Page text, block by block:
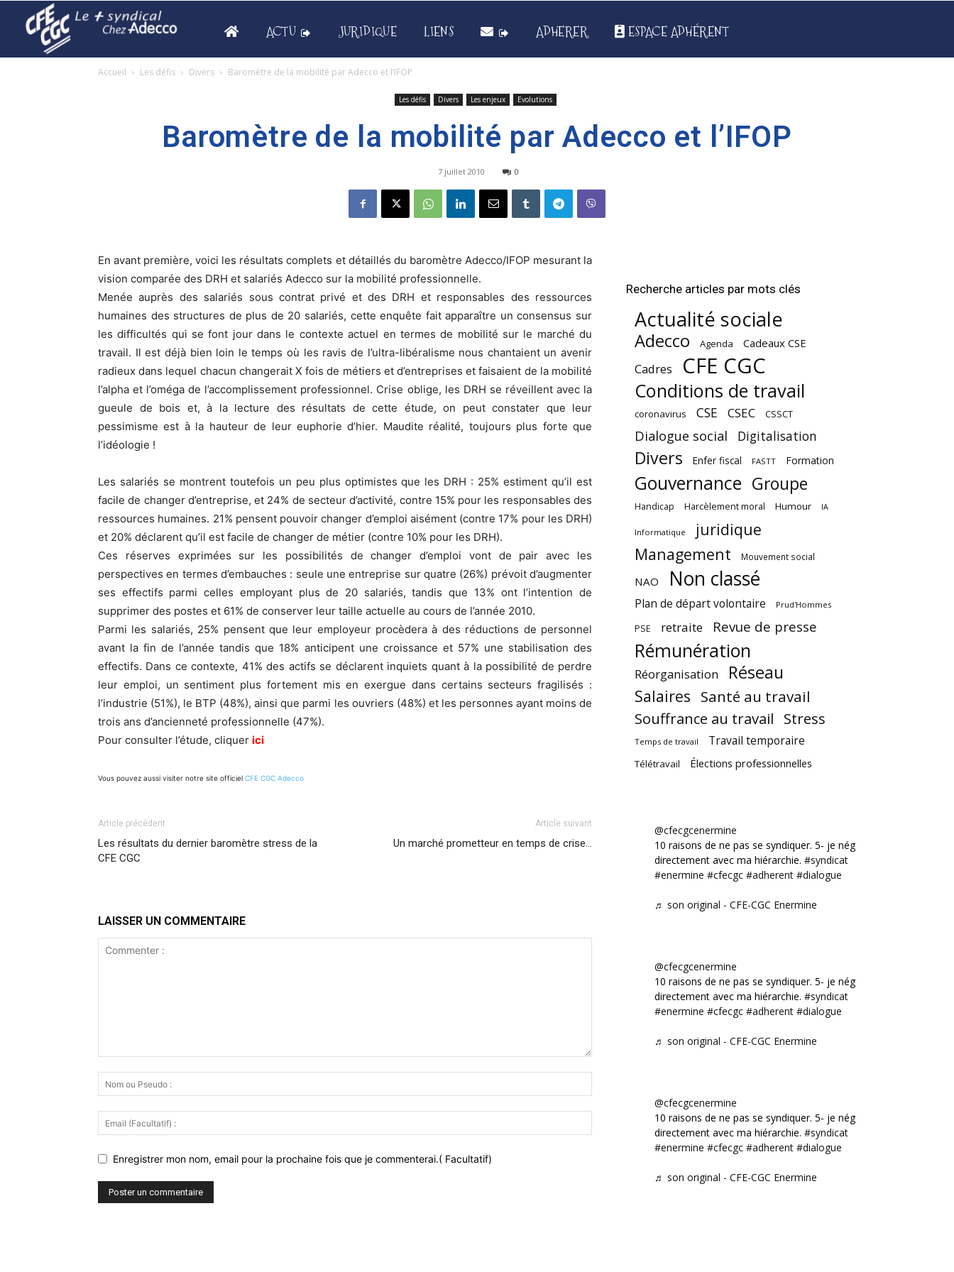
ACTU JURIDIQUE LIENS ADHERER ESPACE ADHÉRENT
Accueil Les défis Divers Baromètre de la mobilité par Adecco et l’IFOP
Les défis Divers Les enjeux Evolutions
Baromètre de la mobilité par Adecco et l’IFOP
7 juillet 2010 0
En avant première, voici les résultats complets et détaillés du baromètre Adecco/IFOP mesurant la
vision comparée des DRH et salariés Adecco sur la mobilité professionnelle.
Menée auprès des salariés sous contrat privé et des DRH et responsables des ressources
humaines des structures de plus de 20 salariés, cette enquête fait apparaître un consensus sur
les difficultés qui se font jour dans le contexte actuel en termes de mobilité sur le marché du
travail. Il est déjà bien loin le temps où les ravis de l’ultra-libéralisme nous chantaient un avenir
radieux dans lequel chacun changerait X fois de métiers et d’entreprises et faisaient de la mobilité
l’alpha et l’oméga de l’accomplissement professionnel. Crise oblige, les DRH se réveillent avec la
gueule de bois et, à la lecture des résultats de cette étude, on peut constater que leur
pessimisme est à la hauteur de leur euphorie d’hier. Maudite réalité, toujours plus forte que
l’idéologie !
Les salariés se montrent toutefois un peu plus optimistes que les DRH : 25% estiment qu’il est
facile de changer d’entreprise, et 24% de secteur d’activité, contre 15% pour les responsables des
ressources humaines. 21% pensent pouvoir changer d’emploi aisément (contre 17% pour les DRH)
et 20% déclarent qu’il est facile de changer de métier (contre 10% pour les DRH).
Ces réserves exprimées sur les possibilités de changer d’emploi vont de pair avec les
perspectives en termes d’embauches : seule une entreprise sur quatre (26%) prévoit d’augmenter
ses effectifs parmi celles employant plus de 20 salariés, tandis que 13% ont l’intention de
supprimer des postes et 61% de conserver leur taille actuelle au cours de l’année 2010.
Parmi les salariés, 25% pensent que leur employeur procèdera à des réductions de personnel
avant la fin de l’année tandis que 18% anticipent une croissance et 57% une stabilisation des
effectifs. Dans ce contexte, 41% des actifs se déclarent inquiets quant à la possibilité de perdre
leur emploi, un sentiment plus fortement mis en exergue dans certains secteurs fragilisés :
l’industrie (51%), le BTP (48%), ainsi que parmi les ouvriers (48%) et les personnes ayant moins de
trois ans d’ancienneté professionnelle (47%).
Pour consulter l’étude, cliquer ici
Vous pouvez aussi visiter notre site officiel CFE CGC Adecco
Article précédent
Les résultats du dernier baromètre stress de la
CFE CGC
Article suivant
Un marché prometteur en temps de crise…
LAISSER UN COMMENTAIRE
Enregistrer mon nom, email pour la prochaine fois que je commenterai.( Facultatif)
Recherche articles par mots clés
Actualité sociale
Adecco Agenda Cadeaux CSE
Cadres CFE CGC
Conditions de travail
coronavirus CSE CSEC CSSCT
Dialogue social Digitalisation
Divers Enfer fiscal FASTT Formation
Gouvernance Groupe
Handicap Harcèlement moral Humour IA
Informatique
juridique
Management
Mouvement social
NAO Non classé
Plan de départ volontaire Prud'Hommes
PSE retraite Revue de presse
Rémunération
Réorganisation Réseau
Salaires Santé au travail
Souffrance au travail Stress
Temps de travail Travail temporaire
Télétravail Élections professionnelles
@cfecgcenermine
10 raisons de ne pas se syndiquer. 5- je négocie
directement avec ma hiérarchie. #syndicat
#enermine #cfecgc #adherent #dialogue
♬ son original - CFE-CGC Enermine
@cfecgcenermine
10 raisons de ne pas se syndiquer. 5- je négocie
directement avec ma hiérarchie. #syndicat
#enermine #cfecgc #adherent #dialogue
♬ son original - CFE-CGC Enermine
@cfecgcenermine
10 raisons de ne pas se syndiquer. 5- je négocie
directement avec ma hiérarchie. #syndicat
#enermine #cfecgc #adherent #dialogue
♬ son original - CFE-CGC Enermine